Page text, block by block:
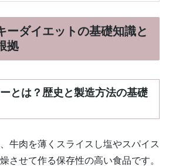
ーダイエットの基礎知識と
拠
とは？歴史と製造方法の基礎
牛肉を薄くスライスし塩やスパイス
させて作る保存性の高い食品です。